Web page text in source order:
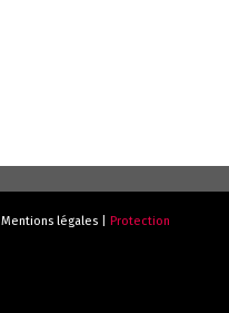
Mentions légales| Protection